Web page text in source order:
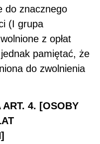
do znacznego
(I grupa
z opłat
pamiętać, że
do zwolnienia
ART. 4. [OSOBY